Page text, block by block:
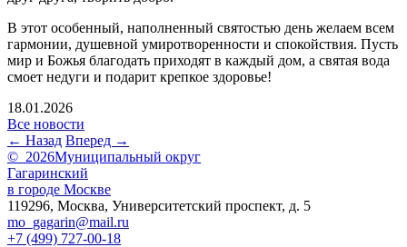
В этот особенный, наполненный святостью день желаем всем
гармонии, душевной умиротворенности и спокойствия. Пусть
мир и Божья благодать приходят в каждый дом, а святая вода
смоет недуги и подарит крепкое здоровье!
18.01.2026
Все новости
← Назад Вперед →
© 2026Муниципальный округ
Гагаринский
в городе Москве
119296, Москва, Университетский проспект, д. 5
mo_gagarin@mail.ru
+7 (499) 727-00-18